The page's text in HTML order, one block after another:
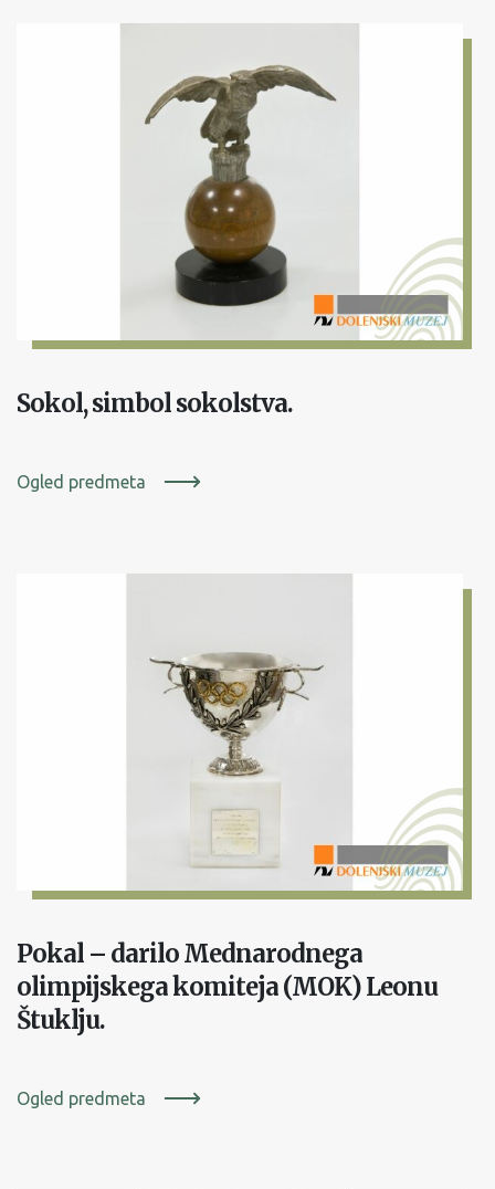
Sokol, simbol sokolstva.
Ogled predmeta
Pokal – darilo Mednarodnega
olimpijskega komiteja (MOK) Leonu
Štuklju.
Ogled predmeta